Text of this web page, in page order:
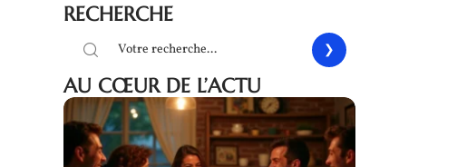
RECHERCHE
AU CŒUR DE L’ACTU